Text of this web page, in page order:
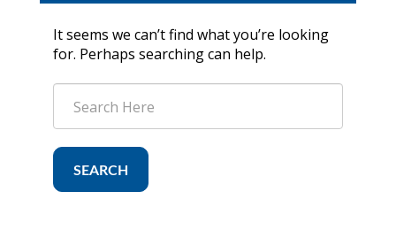
It seems we can’t find what you’re looking
for. Perhaps searching can help.
SEARCH